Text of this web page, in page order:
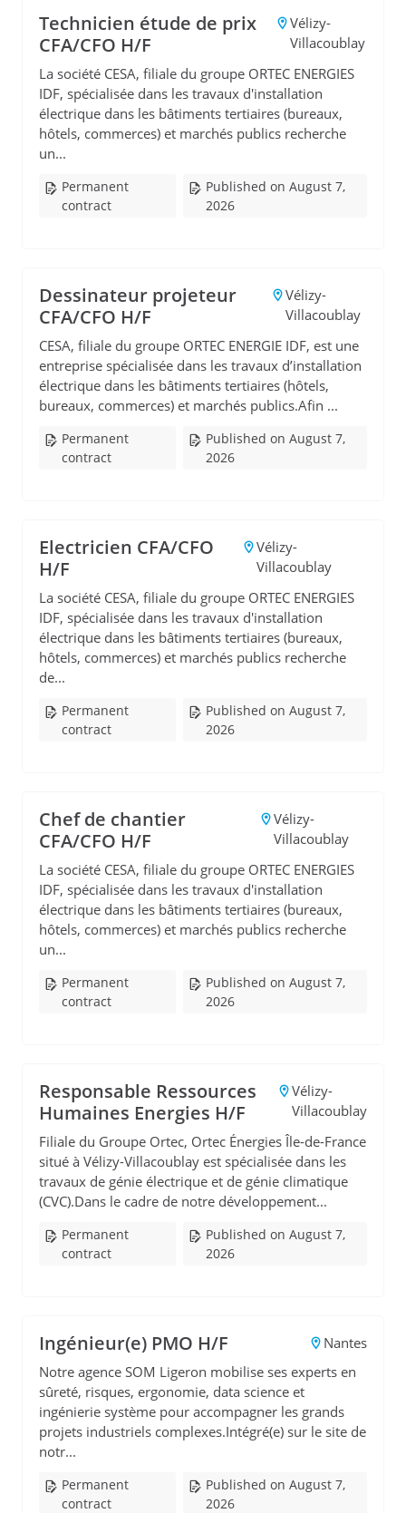
Technicien étude de prix
CFA/CFO H/F
Vélizy-
Villacoublay
La société CESA, filiale du groupe ORTEC ENERGIES
IDF, spécialisée dans les travaux d'installation
électrique dans les bâtiments tertiaires (bureaux,
hôtels, commerces) et marchés publics recherche
un...
Permanent
contract
Published on August 7,
2026
Dessinateur projeteur
CFA/CFO H/F
Vélizy-
Villacoublay
CESA, filiale du groupe ORTEC ENERGIE IDF, est une
entreprise spécialisée dans les travaux d’installation
électrique dans les bâtiments tertiaires (hôtels,
bureaux, commerces) et marchés publics.Afin ...
Permanent
contract
Published on August 7,
2026
Electricien CFA/CFO
H/F
Vélizy-
Villacoublay
La société CESA, filiale du groupe ORTEC ENERGIES
IDF, spécialisée dans les travaux d'installation
électrique dans les bâtiments tertiaires (bureaux,
hôtels, commerces) et marchés publics recherche
de...
Permanent
contract
Published on August 7,
2026
Chef de chantier
CFA/CFO H/F
Vélizy-
Villacoublay
La société CESA, filiale du groupe ORTEC ENERGIES
IDF, spécialisée dans les travaux d'installation
électrique dans les bâtiments tertiaires (bureaux,
hôtels, commerces) et marchés publics recherche
un...
Permanent
contract
Published on August 7,
2026
Responsable Ressources
Humaines Energies H/F
Vélizy-
Villacoublay
Filiale du Groupe Ortec, Ortec Énergies Île-de-France
situé à Vélizy-Villacoublay est spécialisée dans les
travaux de génie électrique et de génie climatique
(CVC).Dans le cadre de notre développement...
Permanent
contract
Published on August 7,
2026
Ingénieur(e) PMO H/F
Nantes
Notre agence SOM Ligeron mobilise ses experts en
sûreté, risques, ergonomie, data science et
ingénierie système pour accompagner les grands
projets industriels complexes.Intégré(e) sur le site de
notr...
Permanent
contract
Published on August 7,
2026